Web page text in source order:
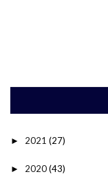
► 2021 (27)
► 2020(43)